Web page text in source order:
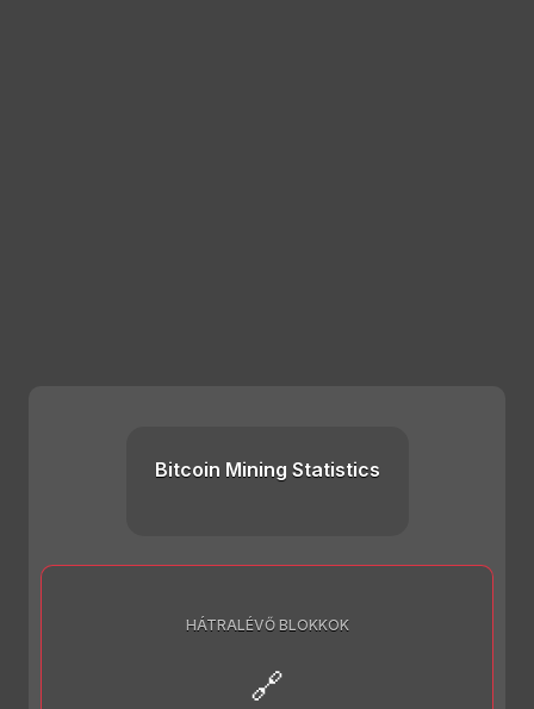
Bitcoin Mining Statistics
HÁTRALÉVŐ BLOKKOK
🔗